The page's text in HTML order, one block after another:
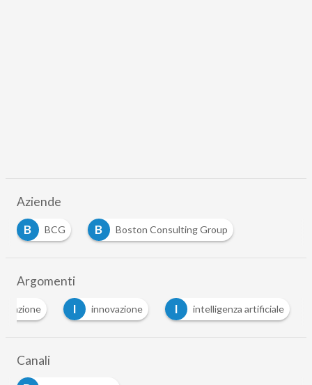
Aziende
B
BCG B Boston Consulting Group
Argomenti
I innovazione I intelligenza artificiale
Canali